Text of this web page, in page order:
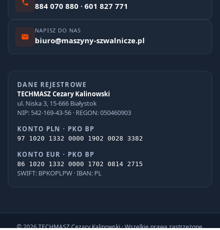
884 070 880 · 601 827 771
NAPISZ DO NAS
biuro@maszyny-szwalnicze.pl
DANE REJESTROWE
TECHMASZ Cezary Kalinowski
ul. Niska 3, 15-666 Białystok
NIP: 542-169-43-56 · REGON: 050460903
KONTO PLN · PKO BP
97 1020 1332 0000 1902 0028 3382
KONTO EUR · PKO BP
86 1020 1332 0000 1702 0814 2715
SWIFT: BPKOPLPW · IBAN: PL
© 2026 TECHMASZ Cezary Kalinowski · Wszelkie prawa zastrzeżone.